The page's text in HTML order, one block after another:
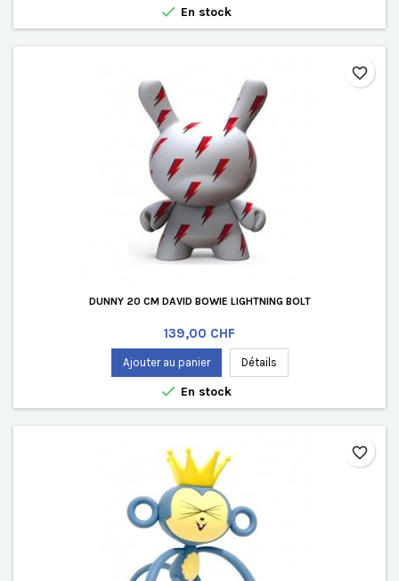
 En stock
DUNNY 20 CM DAVID BOWIE LIGHTNING BOLT
Prix
139,00 CHF
Ajouter au panier Détails
 En stock
favorite_border
favorite_border